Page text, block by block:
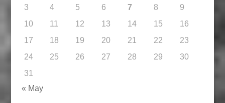
3
4 5 6 7 8
9
10
11 12 13 14 15
16
17
18 19 20 21 22
23
24
25 26 27 28 29
30
31
« May